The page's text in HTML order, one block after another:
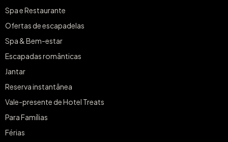
Spa e Restaurante
Ofertas de escapadelas
Spa & Bem-estar
Escapadas românticas
Jantar
Reserva instantânea
Vale-presente de Hotel Treats
Para Famílias
Férias